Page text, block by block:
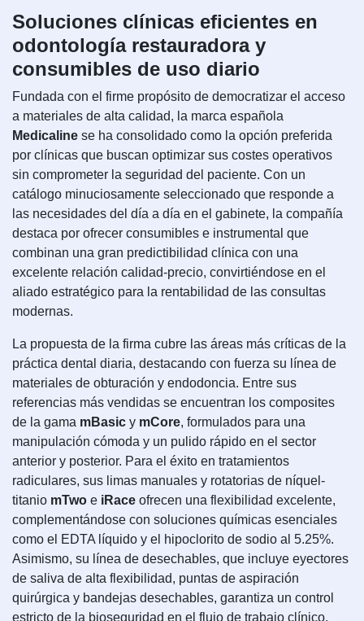
Soluciones clínicas eficientes en
odontología restauradora y
consumibles de uso diario
Fundada con el firme propósito de democratizar el acceso
a materiales de alta calidad, la marca española
Medicaline se ha consolidado como la opción preferida
por clínicas que buscan optimizar sus costes operativos
sin comprometer la seguridad del paciente. Con un
catálogo minuciosamente seleccionado que responde a
las necesidades del día a día en el gabinete, la compañía
destaca por ofrecer consumibles e instrumental que
combinan una gran predictibilidad clínica con una
excelente relación calidad-precio, convirtiéndose en el
aliado estratégico para la rentabilidad de las consultas
modernas.
La propuesta de la firma cubre las áreas más críticas de la
práctica dental diaria, destacando con fuerza su línea de
materiales de obturación y endodoncia. Entre sus
referencias más vendidas se encuentran los composites
de la gama mBasic y mCore, formulados para una
manipulación cómoda y un pulido rápido en el sector
anterior y posterior. Para el éxito en tratamientos
radiculares, sus limas manuales y rotatorias de níquel-
titanio mTwo e iRace ofrecen una flexibilidad excelente,
complementándose con soluciones químicas esenciales
como el EDTA líquido y el hipoclorito de sodio al 5.25%.
Asimismo, su línea de desechables, que incluye eyectores
de saliva de alta flexibilidad, puntas de aspiración
quirúrgica y bandejas desechables, garantiza un control
estricto de la bioseguridad en el flujo de trabajo clínico.